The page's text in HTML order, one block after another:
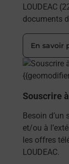
LOUDEAC
documents
En savoir
En savoir
Souscrire
Besoin d’un
et/ou à
les offres
LOUDEAC.